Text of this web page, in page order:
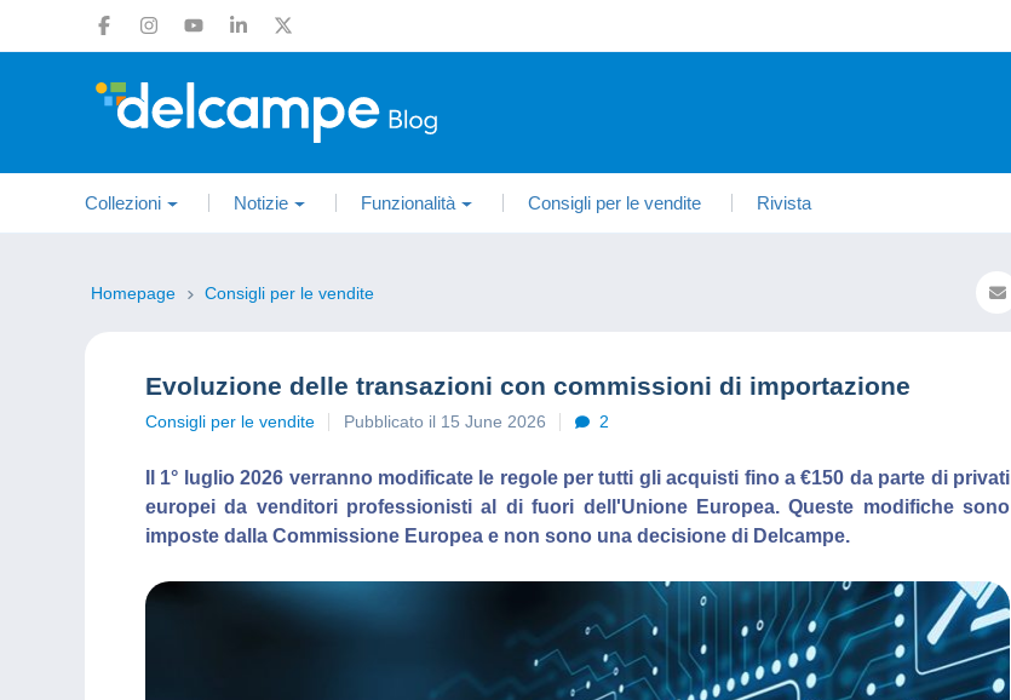
Collezioni Notizie Funzionalità Consigli per le vendite Rivista
Homepage Consigli per le vendite
Evoluzione delle transazioni con commissioni di importazione
Consigli per le vendite Pubblicato il 15 June 2026 2
Il 1° luglio 2026 verranno modificate le regole per tutti gli acquisti fino a €150 da parte di privati
europei da venditori professionisti al di fuori dell'Unione Europea. Queste modifiche sono
imposte dalla Commissione Europea e non sono una decisione di Delcampe.